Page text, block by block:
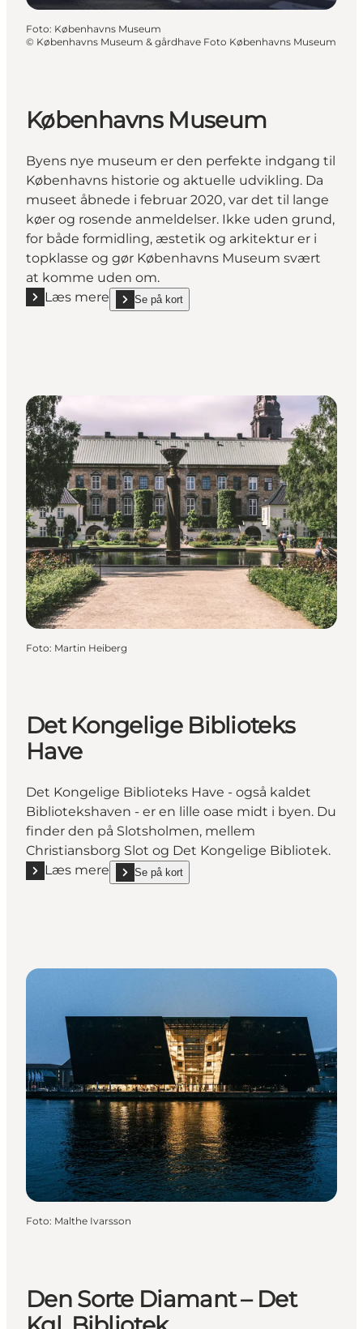
Foto: Københavns Museum
© Københavns Museum & gårdhave Foto Københavns Museum
Københavns Museum
Byens nye museum er den perfekte indgang til
Københavns historie og aktuelle udvikling. Da
museet åbnede i februar 2020, var det til lange
køer og rosende anmeldelser. Ikke uden grund,
for både formidling, æstetik og arkitektur er i
topklasse og gør Københavns Museum svært
at komme uden om.
Læs mere
Læs mere "Københavns Museum"
Se på kort
show Københavns Museum on_map
Foto: Martin Heiberg
Det Kongelige Biblioteks
Have
Det Kongelige Biblioteks Have - også kaldet
Bibliotekshaven - er en lille oase midt i byen. Du
finder den på Slotsholmen, mellem
Christiansborg Slot og Det Kongelige Bibliotek.
Læs mere
Læs mere "Det Kongelige Biblioteks Have"
Se på kort
show Det Kongelige Biblioteks Have on_map
Foto: Malthe Ivarsson
Den Sorte Diamant – Det